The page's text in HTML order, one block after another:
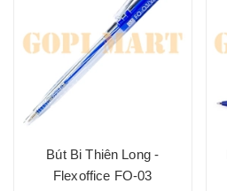
Bút Bi Thiên Long -
Flexoffice FO-03